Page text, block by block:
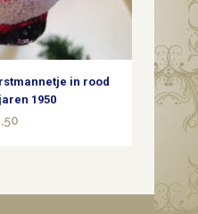
in rood
1950